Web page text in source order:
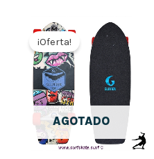
AGOTADO
¡Oferta!
precio
original
era:
280,00€.
precio
actual
es: